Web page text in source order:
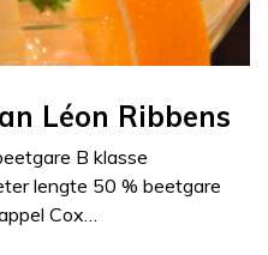
Léon Ribbens
B klasse
lengte 50 % beetgare
Cox…